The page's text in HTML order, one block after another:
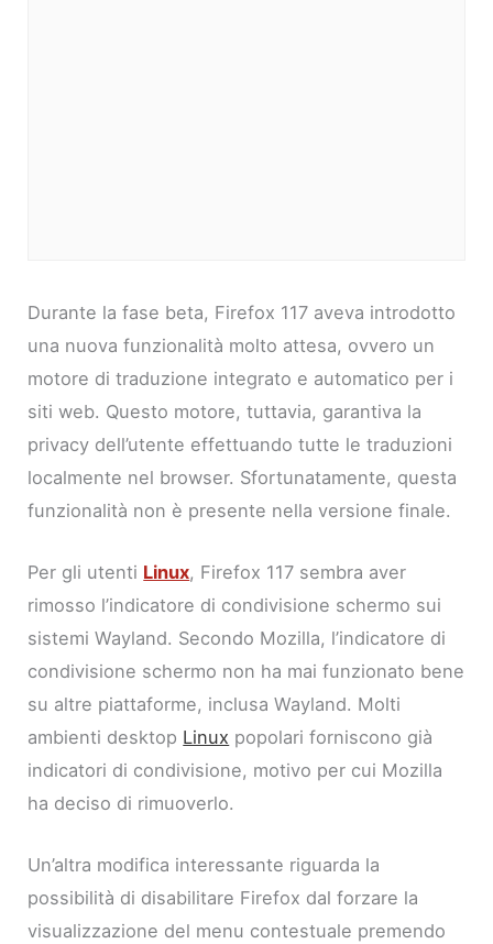
Durante la fase beta, Firefox 117 aveva introdotto
una nuova funzionalità molto attesa, ovvero un
motore di traduzione integrato e automatico per i
siti web. Questo motore, tuttavia, garantiva la
privacy dell’utente effettuando tutte le traduzioni
localmente nel browser. Sfortunatamente, questa
funzionalità non è presente nella versione finale.
Per gli utenti Linux, Firefox 117 sembra aver
rimosso l’indicatore di condivisione schermo sui
sistemi Wayland. Secondo Mozilla, l’indicatore di
condivisione schermo non ha mai funzionato bene
su altre piattaforme, inclusa Wayland. Molti
ambienti desktop Linux popolari forniscono già
indicatori di condivisione, motivo per cui Mozilla
ha deciso di rimuoverlo.
Un’altra modifica interessante riguarda la
possibilità di disabilitare Firefox dal forzare la
visualizzazione del menu contestuale premendo